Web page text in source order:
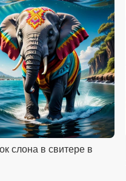
слона в свитере в